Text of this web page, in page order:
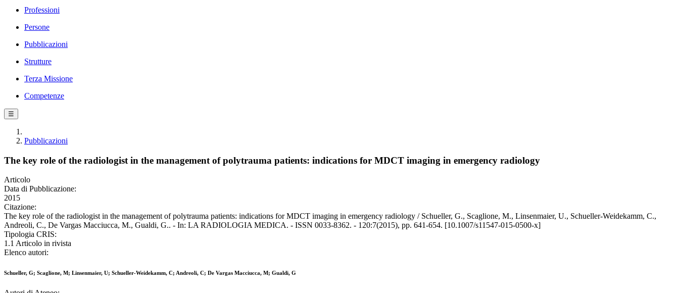
Professioni
Persone
Pubblicazioni
Strutture
Terza Missione
Competenze
☰
Pubblicazioni
The key role of the radiologist in the management of polytrauma patients: indications for MDCT imaging in emergency radiology
Articolo
Data di Pubblicazione:
2015
Citazione:
The key role of the radiologist in the management of polytrauma patients: indications for MDCT imaging in emergency radiology / Schueller, G., Scaglione, M., Linsenmaier, U., Schueller-Weidekamm, C.,
Andreoli, C., De Vargas Macciucca, M., Gualdi, G.. - In: LA RADIOLOGIA MEDICA. - ISSN 0033-8362. - 120:7(2015), pp. 641-654. [10.1007/s11547-015-0500-x]
Tipologia CRIS:
1.1 Articolo in rivista
Elenco autori:
Schueller, G; Scaglione, M; Linsenmaier, U; Schueller-Weidekamm, C; Andreoli, C; De Vargas Macciucca, M; Gualdi, G